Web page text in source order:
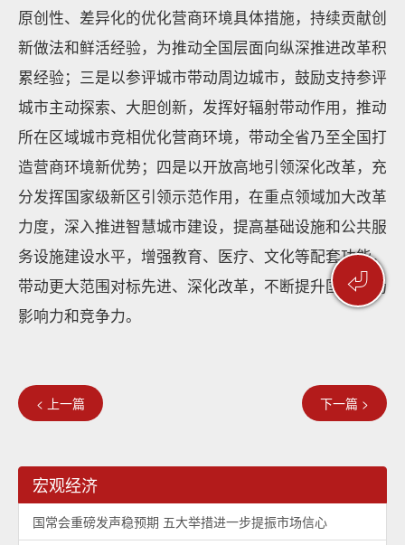
⏎
原创性、差异化的优化营商环境具体措施，持续贡献创
新做法和鲜活经验，为推动全国层面向纵深推进改革积
累经验；三是以参评城市带动周边城市，鼓励支持参评
城市主动探索、大胆创新，发挥好辐射带动作用，推动
所在区域城市竞相优化营商环境，带动全省乃至全国打
造营商环境新优势；四是以开放高地引领深化改革，充
分发挥国家级新区引领示范作用，在重点领域加大改革
力度，深入推进智慧城市建设，提高基础设施和公共服
务设施建设水平，增强教育、医疗、文化等配套功能，
带动更大范围对标先进、深化改革，不断提升国际市场
影响力和竞争力。
< 上一篇 下一篇 >
宏观经济
国常会重磅发声稳预期 五大举措进一步提振市场信心